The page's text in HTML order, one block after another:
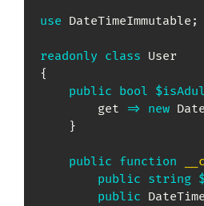
use DateTimeImmutable ;
readonly class User
{
public bool
        get
=> new
}
public function
public string
public